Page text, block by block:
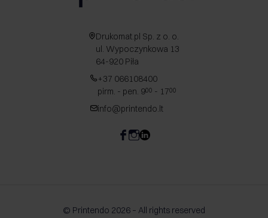
Drukomat.pl Sp. z o. o.
ul. Wypoczynkowa 13
64-920 Piła
+37 066108400
pirm. - pen. 900 - 1700
info@printendo.lt
© Printendo 2026 – All rights reserved